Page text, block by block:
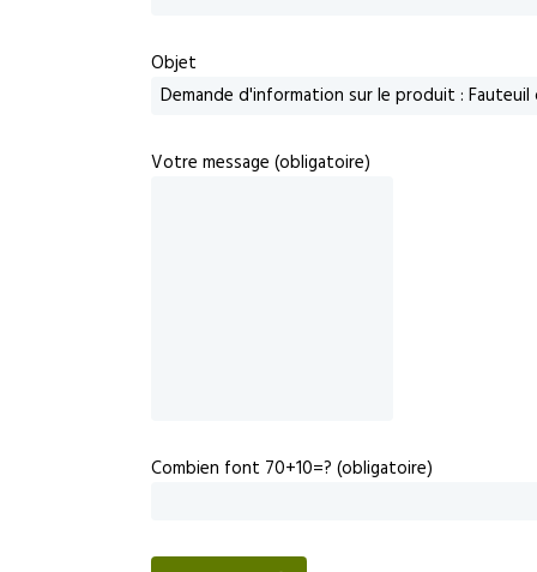
Objet
Votre message (obligatoire)
Combien font 70+10=? (obligatoire)